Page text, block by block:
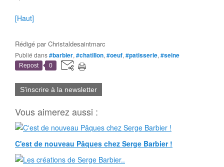
[Haut]
Rédigé parChristaldesaintmarc
Publié dans#barbier, #chatillon, #oeuf, #patisserie, #seine
Repost 0
S'inscrire à la newsletter
Vous aimerez aussi :
C'est de nouveau Pâques chez Serge Barbier !